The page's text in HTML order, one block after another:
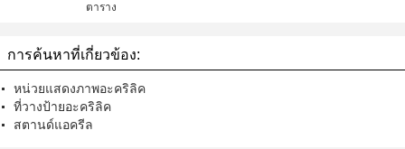
ตาราง
การค้นหาที่เกี่ยวข้อง:
หน่วยแสดงภาพอะคริลิค
ที่วางป้ายอะคริลิค
สตานด์แอครีล